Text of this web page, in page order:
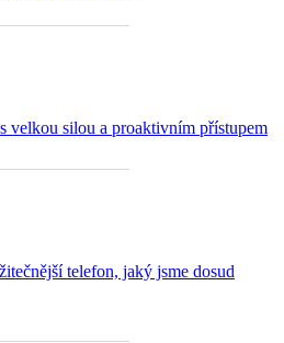
velkou silou a proaktivním přístupem
telefon, jaký jsme dosud